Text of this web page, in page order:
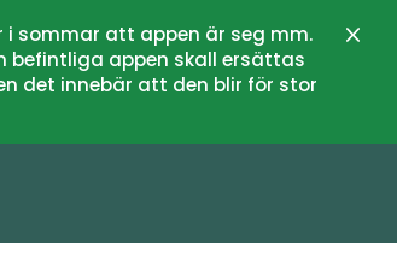
sommar att appen är seg mm.
befintliga appen skall ersättas
det innebär att den blir för stor